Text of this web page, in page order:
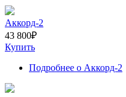
Аккорд-2
43 800₽
Купить
Подробнее о Аккорд-2